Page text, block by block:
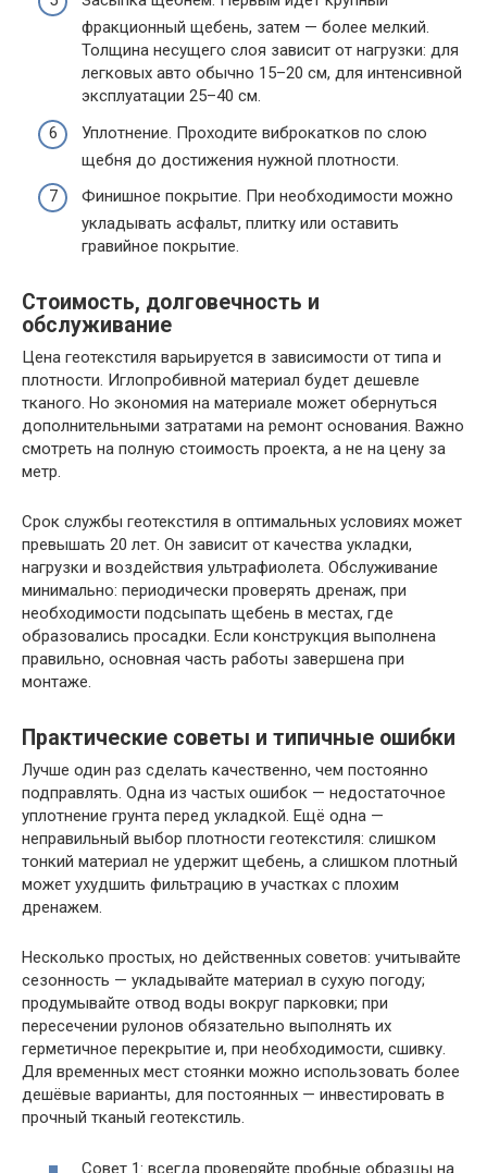
фракционный щебень, затем — более мелкий.
Толщина несущего слоя зависит от нагрузки: для
легковых авто обычно 15–20 см, для интенсивной
эксплуатации 25–40 см.
Уплотнение. Проходите виброкатков по слою
щебня до достижения нужной плотности.
Финишное покрытие. При необходимости можно
укладывать асфальт, плитку или оставить
гравийное покрытие.
Стоимость, долговечность и
обслуживание
Цена геотекстиля варьируется в зависимости от типа и
плотности. Иглопробивной материал будет дешевле
тканого. Но экономия на материале может обернуться
дополнительными затратами на ремонт основания. Важно
смотреть на полную стоимость проекта, а не на цену за
метр.
Срок службы геотекстиля в оптимальных условиях может
превышать 20 лет. Он зависит от качества укладки,
нагрузки и воздействия ультрафиолета. Обслуживание
минимально: периодически проверять дренаж, при
необходимости подсыпать щебень в местах, где
образовались просадки. Если конструкция выполнена
правильно, основная часть работы завершена при
монтаже.
Практические советы и типичные ошибки
Лучше один раз сделать качественно, чем постоянно
подправлять. Одна из частых ошибок — недостаточное
уплотнение грунта перед укладкой. Ещё одна —
неправильный выбор плотности геотекстиля: слишком
тонкий материал не удержит щебень, а слишком плотный
может ухудшить фильтрацию в участках с плохим
дренажем.
Несколько простых, но действенных советов: учитывайте
сезонность — укладывайте материал в сухую погоду;
продумывайте отвод воды вокруг парковки; при
пересечении рулонов обязательно выполнять их
герметичное перекрытие и, при необходимости, сшивку.
Для временных мест стоянки можно использовать более
дешёвые варианты, для постоянных — инвестировать в
прочный тканый геотекстиль.
Совет 1: всегда проверяйте пробные образцы на